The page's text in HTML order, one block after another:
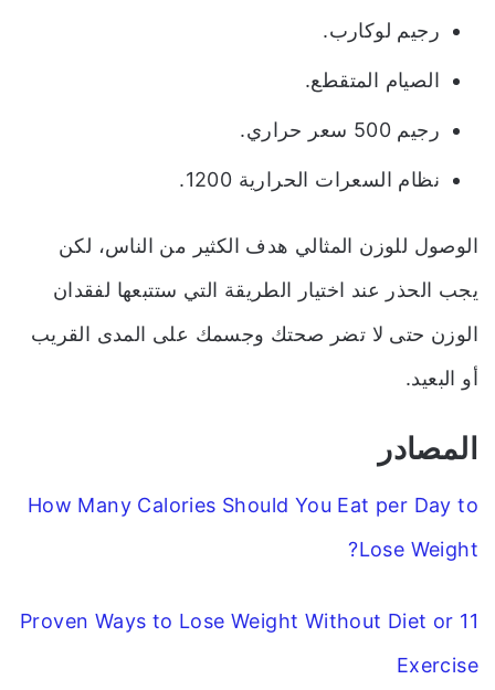
رجيم لوكارب.
الصيام المتقطع.
رجيم 500 سعر حراري.
نظام السعرات الحرارية 1200.
الوصول للوزن المثالي هدف الكثير من الناس، لكن
يجب الحذر عند اختيار الطريقة التي ستتبعها لفقدان
الوزن حتى لا تضر صحتك وجسمك على المدى القريب
أو البعيد.
المصادر
How Many Calories Should You Eat per Day to
Lose Weight?
11 Proven Ways to Lose Weight Without Diet or
Exercise